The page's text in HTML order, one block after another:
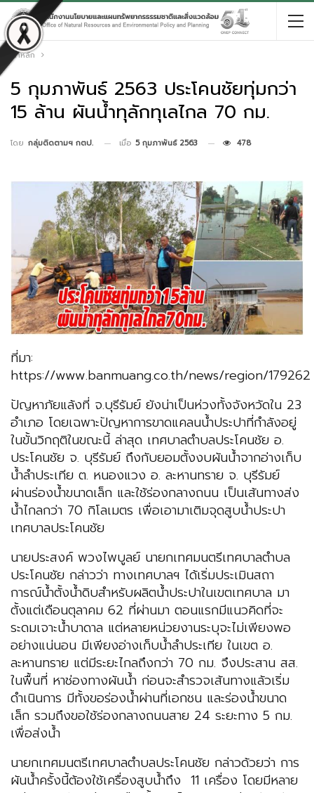
หน้าหลัก
5 กุมภาพันธ์ 2563 ประโคนชัยทุ่มกว่า
15 ล้าน ผันน้ำทุลักทุเลไกล 70 กม.
โดย กลุ่มติดตามฯ กตป. เมื่อ 5 กุมภาพันธ์ 2563 478
ที่มา:
https://www.banmuang.co.th/news/region/179262
ปัญหาภัยแล้งที่ จ.บุรีรัมย์ ยังน่าเป็นห่วงทั้งจังหวัดใน 23
อำเภอ โดยเฉพาะปัญหาการขาดแคลนน้ำประปาที่กำลังอยู่
ในขั้นวิกฤติในขณะนี้ ล่าสุด เทศบาลตำบลประโคนชัย อ.
ประโคนชัย จ. บุรีรัมย์ ถึงกับยอมตั้งงบผันน้ำจากอ่างเก็บ
น้ำลำประเทีย ต. หนองแวง อ. ละหานทราย จ. บุรีรัมย์
ผ่านร่องน้ำขนาดเล็ก และใช้ร่องกลางถนน เป็นเส้นทางส่ง
น้ำไกลกว่า 70 กิโลเมตร เพื่อเอามาเติมจุดสูบน้ำประปา
เทศบาลประโคนชัย
นายประสงค์ พวงไพบูลย์ นายกเทศมนตรีเทศบาลตำบล
ประโคนชัย กล่าวว่า ทางเทศบาลฯ ได้เริ่มประเมินสถา
การณ์น้ำตั้งน้ำดิบสำหรับผลิตน้ำประปาในเขตเทศบาล มา
ตั้งแต่เดือนตุลาคม 62 ที่ผ่านมา ตอนแรกมีแนวคิดที่จะ
ระดมเจาะน้ำบาดาล แต่หลายหน่วยงานระบุจะไม่เพียงพอ
อย่างแน่นอน มีเพียงอ่างเก็บน้ำลำประเทีย ในเขต อ.
ละหานทราย แต่มีระยะไกลถึงกว่า 70 กม. จึงประสาน สส.
ในพื้นที่ หาช่องทางผันน้ำ ก่อนจะสำรวจเส้นทางแล้วเริ่ม
ดำเนินการ มีทั้งขอร่องน้ำผ่านที่เอกชน และร่องน้ำขนาด
เล็ก รวมถึงขอใช้ร่องกลางถนนสาย 24 ระยะทาง 5 กม.
เพื่อส่งน้ำ
นายกเทศมนตรีเทศบาลตำบลประโคนชัย กล่าวด้วยว่า การ
ผันน้ำครั้งนี้ต้องใช้เครื่องสูบน้ำถึง 11 เครื่อง โดยมีหลาย